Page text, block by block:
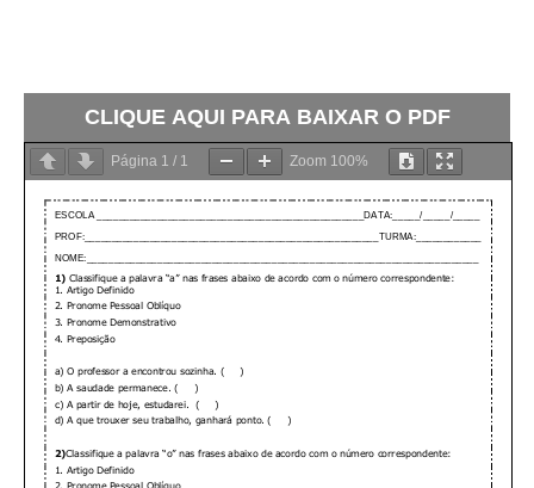
CLIQUE AQUI PARA BAIXAR O PDF
Página 1 / 1 Zoom 100%